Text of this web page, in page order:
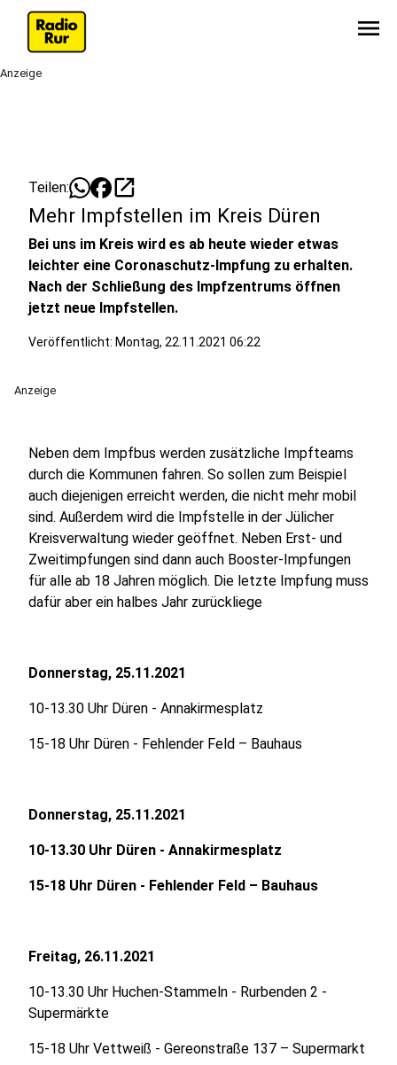
menu
Anzeige
Teilen: open_in_new
Mehr Impfstellen im Kreis Düren
Bei uns im Kreis wird es ab heute wieder etwas
leichter eine Coronaschutz-Impfung zu erhalten.
Nach der Schließung des Impfzentrums öffnen
jetzt neue Impfstellen.
Veröffentlicht: Montag, 22.11.2021 06:22
Anzeige
Neben dem Impfbus werden zusätzliche Impfteams
durch die Kommunen fahren. So sollen zum Beispiel
auch diejenigen erreicht werden, die nicht mehr mobil
sind. Außerdem wird die Impfstelle in der Jülicher
Kreisverwaltung wieder geöffnet. Neben Erst- und
Zweitimpfungen sind dann auch Booster-Impfungen
für alle ab 18 Jahren möglich. Die letzte Impfung muss
dafür aber ein halbes Jahr zurückliege
Donnerstag, 25.11.2021
10-13.30 Uhr Düren - Annakirmesplatz
15-18 Uhr Düren - Fehlender Feld – Bauhaus
Donnerstag, 25.11.2021
10-13.30 Uhr Düren - Annakirmesplatz
15-18 Uhr Düren - Fehlender Feld – Bauhaus
Freitag, 26.11.2021
10-13.30 Uhr Huchen-Stammeln - Rurbenden 2 -
Supermärkte
15-18 Uhr Vettweiß - Gereonstraße 137 – Supermarkt